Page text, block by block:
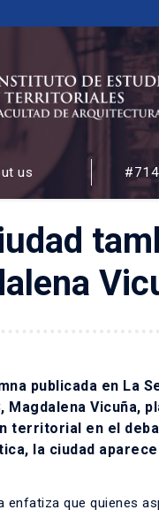
DE ESTUDIOS
ARQUITECTURA, DISEÑO
us
publicada en La
Magdalena Vicuña,
territorial en el
la ciudad
enfatiza que quienes